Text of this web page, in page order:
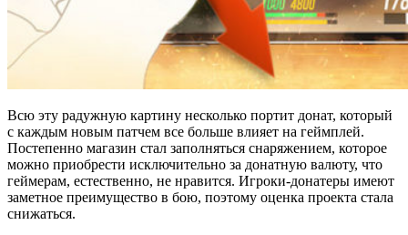
Всю эту радужную картину несколько портит донат, который
с каждым новым патчем все больше влияет на геймплей.
Постепенно магазин стал заполняться снаряжением, которое
можно приобрести исключительно за донатную валюту, что
геймерам, естественно, не нравится. Игроки-донатеры имеют
заметное преимущество в бою, поэтому оценка проекта стала
снижаться.